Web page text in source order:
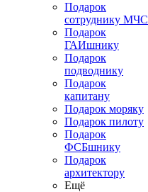
Подарок
сотруднику МЧС
Подарок
ГАИшнику
Подарок
подводнику
Подарок
капитану
Подарок моряку
Подарок пилоту
Подарок
ФСБшнику
Подарок
архитектору
Ещё